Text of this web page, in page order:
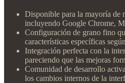
Disponible para la mayoría de
incluyendo Google Chrome,
Configuración de grano fino
características específicas
Integración perfecta con la
pareciendo que las mejoras
Comunidad de desarrollo
los cambios internos de la